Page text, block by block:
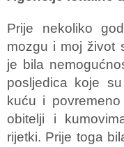
Prije nekoliko
mozgu i moj život
je bila
posljedica koje
kuću i
obitelji i
rijetki. Prije toga